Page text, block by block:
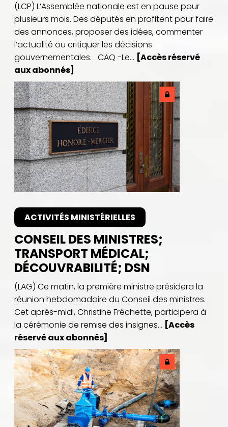
(LCP) L’Assemblée nationale est en pause pour
plusieurs mois. Des députés en profitent pour faire
des annonces, proposer des idées, commenter
l’actualité ou critiquer les décisions
gouvernementales. CAQ -Le... [Accès réservé
aux abonnés]
ACTIVITÉS MINISTÉRIELLES
CONSEIL DES MINISTRES;
TRANSPORT MÉDICAL;
DÉCOUVRABILITÉ; DSN
(LAG) Ce matin, la première ministre présidera la
réunion hebdomadaire du Conseil des ministres.
Cet après-midi, Christine Fréchette, participera à
la cérémonie de remise des insignes... [Accès
réservé aux abonnés]